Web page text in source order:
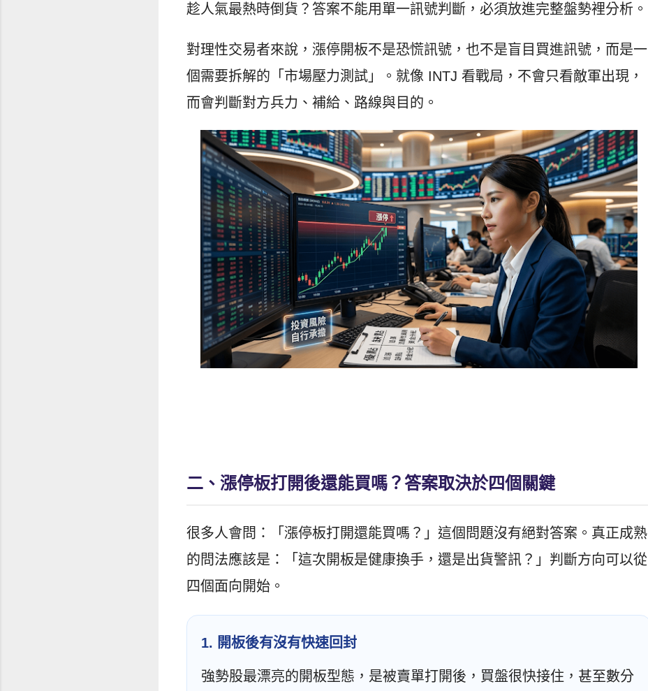
趁人氣最熱時倒貨？答案不能用單一訊號判斷，必須放進完整盤勢裡分析。
對理性交易者來說，漲停開板不是恐慌訊號，也不是盲目買進訊號，而是一
個需要拆解的「市場壓力測試」。就像 INTJ 看戰局，不會只看敵軍出現，
而會判斷對方兵力、補給、路線與目的。
二、漲停板打開後還能買嗎？答案取決於四個關鍵
很多人會問：「漲停板打開還能買嗎？」這個問題沒有絕對答案。真正成熟
的問法應該是：「這次開板是健康換手，還是出貨警訊？」判斷方向可以從
四個面向開始。
1. 開板後有沒有快速回封
強勢股最漂亮的開板型態，是被賣單打開後，買盤很快接住，甚至數分